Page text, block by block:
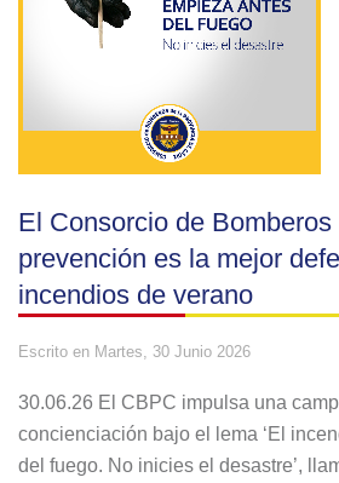
El Consorcio de
prevención es la mejor
incendios de verano
Escrito en Martes, 30 Junio 2026
30.06.26 El CBPC impulsa una
concienciación bajo el lema ‘El
del fuego. No inicies el desastre’,